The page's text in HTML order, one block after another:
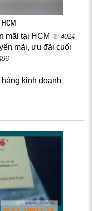
mãi tại HCM 4024
mãi, ưu đãi cuối
kinh doanh